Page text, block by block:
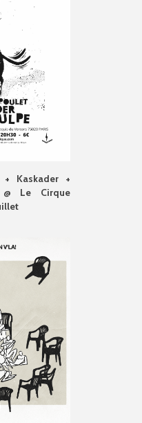
Kaskader +
Le Cirque